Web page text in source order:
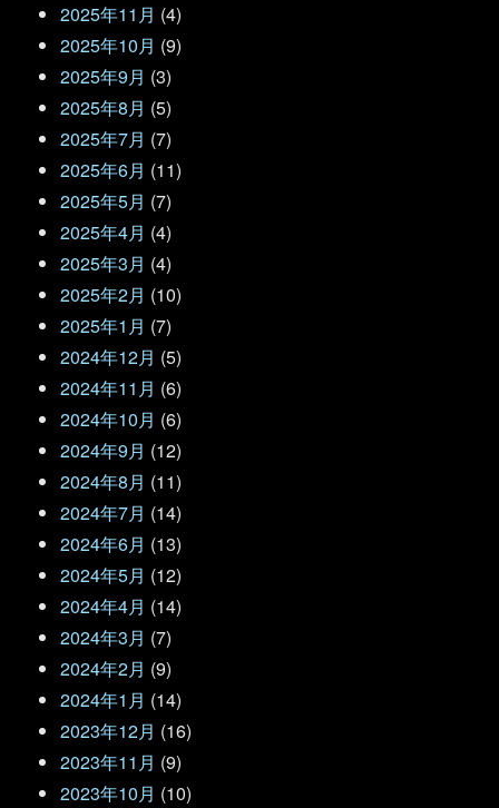
2025年11月 (4)
2025年10月 (9)
2025年9月 (3)
2025年8月 (5)
2025年7月 (7)
2025年6月 (11)
2025年5月 (7)
2025年4月 (4)
2025年3月 (4)
2025年2月 (10)
2025年1月 (7)
2024年12月 (5)
2024年11月 (6)
2024年10月 (6)
2024年9月 (12)
2024年8月 (11)
2024年7月 (14)
2024年6月 (13)
2024年5月 (12)
2024年4月 (14)
2024年3月 (7)
2024年2月 (9)
2024年1月 (14)
2023年12月 (16)
2023年11月 (9)
2023年10月 (10)